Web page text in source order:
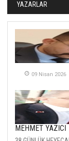
YAZARLAR
09 Nisan 2026
MEHMET YAZICI